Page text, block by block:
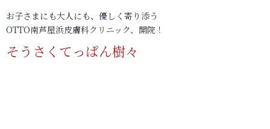
お子さまにも大人にも、優しく寄り添う
OTTO南芦屋浜皮膚科クリニック、開院！
そうさくてっぱん樹々